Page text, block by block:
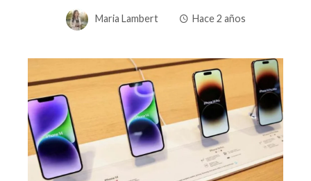
Maria Lambert Hace 2 años